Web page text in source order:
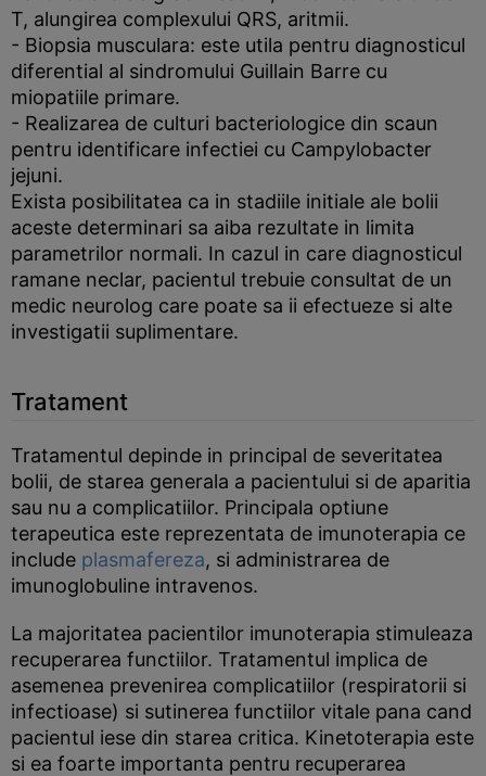
T, alungirea complexului QRS, aritmii.
- Biopsia musculara: este utila pentru diagnosticul
diferential al sindromului Guillain Barre cu
miopatiile primare.
- Realizarea de culturi bacteriologice din scaun
pentru identificare infectiei cu Campylobacter
jejuni.
Exista posibilitatea ca in stadiile initiale ale bolii
aceste determinari sa aiba rezultate in limita
parametrilor normali. In cazul in care diagnosticul
ramane neclar, pacientul trebuie consultat de un
medic neurolog care poate sa ii efectueze si alte
investigatii suplimentare.
Tratament
Tratamentul depinde in principal de severitatea
bolii, de starea generala a pacientului si de aparitia
sau nu a complicatiilor. Principala optiune
terapeutica este reprezentata de imunoterapia ce
include plasmafereza, si administrarea de
imunoglobuline intravenos.
La majoritatea pacientilor imunoterapia stimuleaza
recuperarea functiilor. Tratamentul implica de
asemenea prevenirea complicatiilor (respiratorii si
infectioase) si sutinerea functiilor vitale pana cand
pacientul iese din starea critica. Kinetoterapia este
si ea foarte importanta pentru recuperarea